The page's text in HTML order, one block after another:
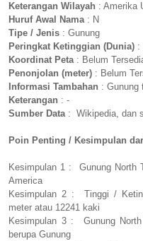
Keterangan Wilayah : Amerika
Huruf Awal Nama: N
Tipe / Jenis : Gunung
Peringkat Ketinggian (Dunia) :
Koordinat Peta: Belum
Penonjolan (meter) : Belum
Informasi Tambahan : Gunung
Keterangan : -
Sumber Data: Wikipedia, dan
Poin Penting / Kesimpulan
Kesimpulan 1 : Gunung North
America
Kesimpulan 2 : Tinggi /
meter atau 12241 kaki
Kesimpulan 3 : Gunung
berupa Gunung